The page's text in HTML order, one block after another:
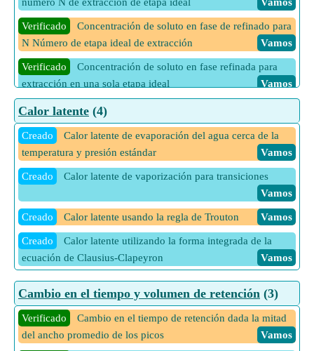
destilación Vamos
Verificado
Fracción molar de MVC en residuos del balance
general y de materiales de los componentes en la destilación
Vamos
Creado
Temperatura reducida usando la ecuación de
Berthelot modificada dados los parámetros reales
Vamos
Creado
Temperatura utilizando la ecuación de Berthelot
modificada dados los parámetros reducidos y reales
Vamos
Creado
Volumen molar crítico usando la ecuación de
Berthelot modificada dados parámetros reducidos y reales
Vamos
Creado
Volumen molar de gas real usando la ecuación de
Volumen molar de gas real usando la ecuación de
Berthelot modificada dados parámetros críticos y reales
Vamos
Creado
Volumen molar usando la ecuación de Berthelot
modificada dados parámetros críticos y reales
Vamos
Creado
Volumen molar usando la ecuación de Berthelot
modificada dados parámetros críticos y reducidos
Vamos
Verificado
Concentración de soluto en fase de refinado para
N Número de etapa ideal de extracción
Vamos
Verificado
Concentración de soluto en fase refinada para
extracción en una sola etapa ideal
Vamos
Verificado
Número de etapas de extracción de equilibrio
ideal
Vamos
Calor latente (4)
Creado
Calor latente de evaporación del agua cerca de la
temperatura y presión estándar
Vamos
Creado
Calor latente de vaporización para transiciones
Vamos
Creado Calor latente usando la regla de Trouton Vamos
Creado
Calor latente utilizando la forma integrada de la
ecuación de Clausius-Clapeyron
Vamos
Cambio en el tiempo y volumen de retención (3)
Verificado
Cambio en el tiempo de retención dada la mitad
del ancho promedio de los picos
Vamos